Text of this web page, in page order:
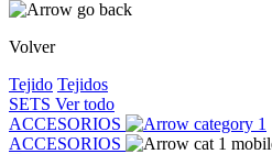
Volver
Tejido Tejidos
SETS Ver todo
ACCESORIOS
ACCESORIOS